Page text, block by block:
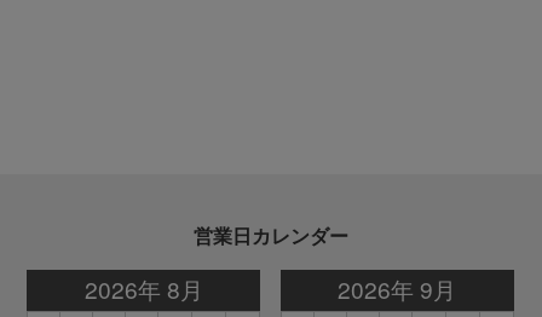
営業日カレンダー